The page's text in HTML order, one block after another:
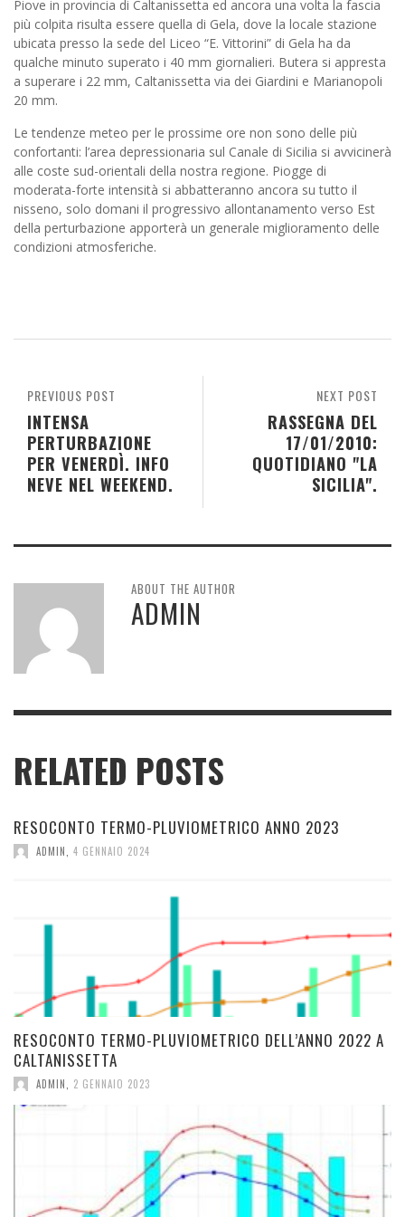
Piove in provincia di Caltanissetta ed ancora una volta la fascia
più colpita risulta essere quella di Gela, dove la locale stazione
ubicata presso la sede del Liceo “E. Vittorini” di Gela ha da
qualche minuto superato i 40 mm giornalieri. Butera si appresta
a superare i 22 mm, Caltanissetta via dei Giardini e Marianopoli
20 mm.
Le tendenze meteo per le prossime ore non sono delle più
confortanti: l’area depressionaria sul Canale di Sicilia si avvicinerà
alle coste sud-orientali della nostra regione. Piogge di
moderata-forte intensità si abbatteranno ancora su tutto il
nisseno, solo domani il progressivo allontanamento verso Est
della perturbazione apporterà un generale miglioramento delle
condizioni atmosferiche.
NEXT POST
RASSEGNA DEL
17/01/2010:
QUOTIDIANO "LA
SICILIA".
PREVIOUS POST
INTENSA
PERTURBAZIONE
PER VENERDÌ. INFO
NEVE NEL WEEKEND.
ABOUT THE AUTHOR
ADMIN
RELATED POSTS
RESOCONTO TERMO-PLUVIOMETRICO ANNO 2023
ADMIN 4 GENNAIO 2024
RESOCONTO TERMO-PLUVIOMETRICO DELL’ANNO 2022 A
CALTANISSETTA
ADMIN 2 GENNAIO 2023